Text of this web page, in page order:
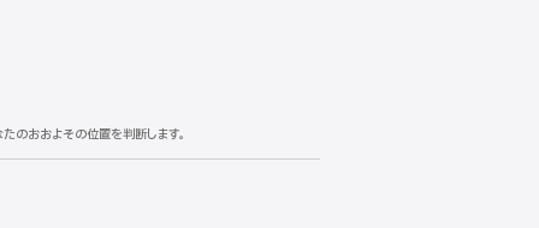
のおおよその位置を判断します。